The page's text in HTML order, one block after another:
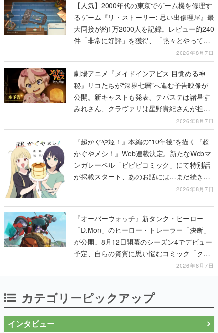
【人気】2000年代の東京でゲーム機を修理す
るゲーム『リ・ストーリー: 思い出修理屋』最
大同接が約1万2000人を記録。レビュー約240
件「非常に好評」を獲得、「黙々とやってし
2026年8月7日
劇場アニメ『メイドインアビス 目覚める神
秘』リコたちが“深界七層”へ進む予告映像が
公開。新キャストも発表、テパステは諸星す
みれさん、クラヴァリは星野貴紀さんが担当
2026年8月7日
『超かぐや姫！』本編の“10年後”を描く『超
かぐやメシ！』Web連載決定。新たなWebマ
ンガレーベル「ビビビコミック」にて特別話
が掲載スタート、あのお話には…まだ続きが
2026年8月7日
『オーバーウォッチ』新タンク・ヒーロー
「D.Mon」のヒーロー・トレーラー「決断」
が公開。8月12日開幕のシーズン4でデビュー
予定、自らの資質に思い悩むコミック「クロ
2026年8月7日
カテゴリーピックアップ
インタビュー